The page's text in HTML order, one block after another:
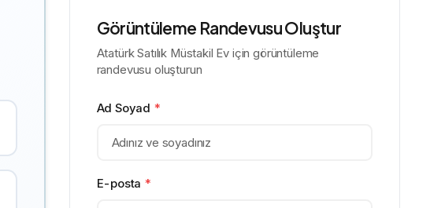
Görüntüleme Randevusu Oluştur
Atatürk Satılık Müstakil Ev için görüntüleme
randevusu oluşturun
Ad Soyad *
E-posta *